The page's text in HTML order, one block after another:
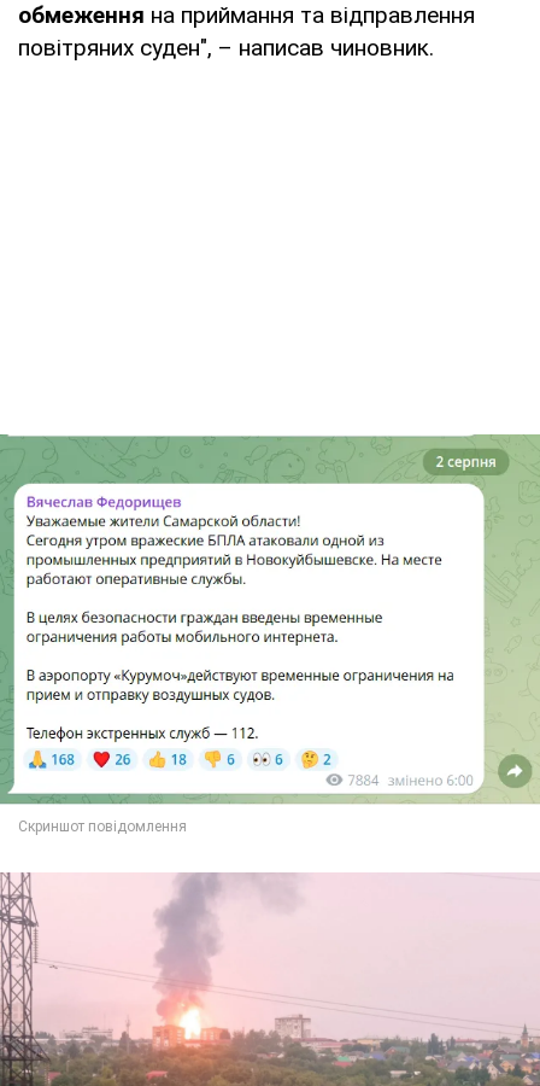
обмеження на приймання та відправлення
повітряних суден", – написав чиновник.